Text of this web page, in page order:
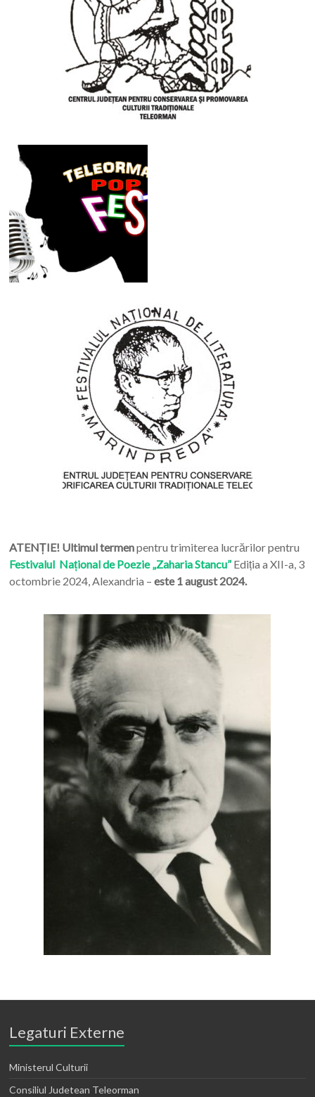
ATENȚIE! Ultimul termenpentru trimiterea lucrărilor pentru
Festivalul Național de Poezie „Zaharia Stancu”Ediția a XII-a, 3
octombrie 2024, Alexandria – este 1 august 2024.
Legaturi Externe
Ministerul Culturii
Consiliul Judetean Teleorman